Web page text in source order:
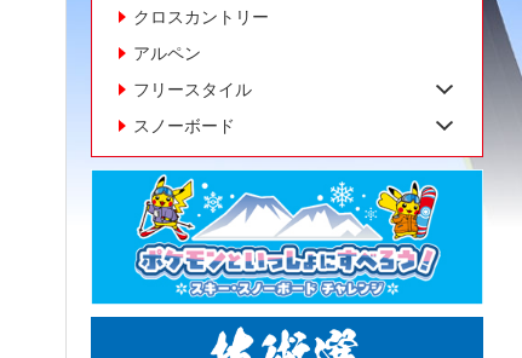
クロスカントリー
アルペン
フリースタイル
スノーボード